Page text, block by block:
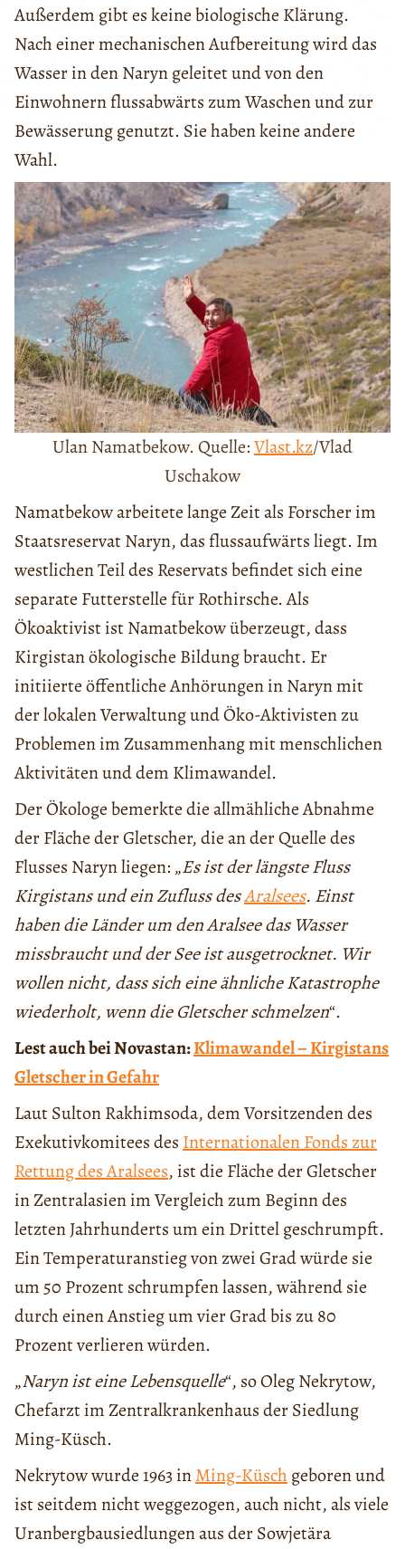
Außerdem gibt es keine biologische Klärung.
Nach einer mechanischen Aufbereitung wird das
Wasser in den Naryn geleitet und von den
Einwohnern flussabwärts zum Waschen und zur
Bewässerung genutzt. Sie haben keine andere
Wahl.
Ulan Namatbekow. Quelle:Vlast.kz/Vlad
Uschakow
Namatbekow arbeitete lange Zeit als Forscher im
Staatsreservat Naryn, das flussaufwärts liegt. Im
westlichen Teil des Reservats befindet sich eine
separate Futterstelle für Rothirsche. Als
Ökoaktivist ist Namatbekow überzeugt, dass
Kirgistan ökologische Bildung braucht. Er
initiierte öffentliche Anhörungen in Naryn mit
der lokalen Verwaltung und Öko-Aktivisten zu
Problemen im Zusammenhang mit menschlichen
Aktivitäten und dem Klimawandel.
Der Ökologe bemerkte die allmähliche Abnahme
der Fläche der Gletscher, die an der Quelle des
Flusses Naryn liegen: „Es ist der längste Fluss
Kirgistans und ein Zufluss desAralsees. Einst
haben die Länder um den Aralsee das Wasser
missbraucht und der See ist ausgetrocknet. Wir
wollen nicht, dass sich eine ähnliche Katastrophe
wiederholt, wenn die Gletscher schmelzen“.
Lest auch bei Novastan:Klimawandel – Kirgistans
Gletscher in Gefahr
Laut Sulton Rakhimsoda, dem Vorsitzenden des
Exekutivkomitees des Internationalen Fonds zur
Rettung des Aralsees, ist die Fläche der Gletscher
in Zentralasien im Vergleich zum Beginn des
letzten Jahrhunderts um ein Drittel geschrumpft.
Ein Temperaturanstieg von zwei Grad würde sie
um 50 Prozent schrumpfen lassen, während sie
durch einen Anstieg um vier Grad bis zu 80
Prozent verlieren würden.
„Naryn ist eine Lebensquelle“, so Oleg Nekrytow,
Chefarzt im Zentralkrankenhaus der Siedlung
Ming-Küsch.
Nekrytow wurde 1963 inMing-Küsch geboren und
ist seitdem nicht weggezogen, auch nicht, als viele
Uranbergbausiedlungen aus der Sowjetära